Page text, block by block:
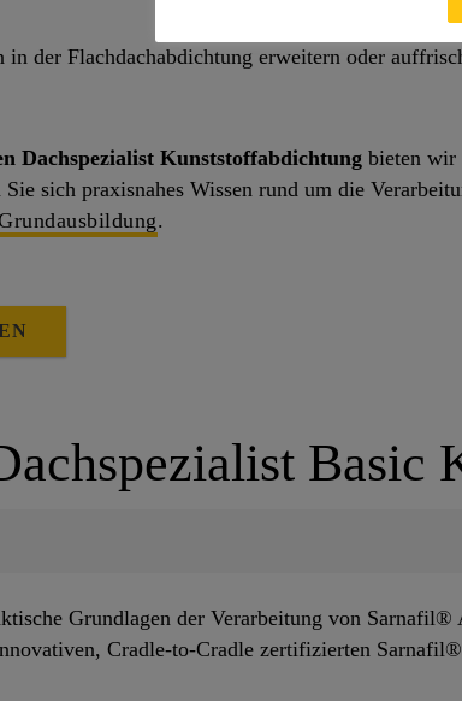
in der Flachdachabdichtung erweitern oder
Dachspezialist Kunststoffabdichtung bieten wir
sich praxisnahes Wissen rund um die
.
Basic
Grundlagen der Verarbeitung von Sarnafil®
Cradle-to-Cradle zertifizierten